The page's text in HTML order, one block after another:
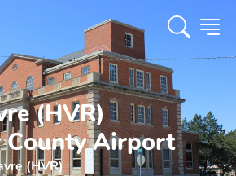
(HVR)
County Airport
(HVR)